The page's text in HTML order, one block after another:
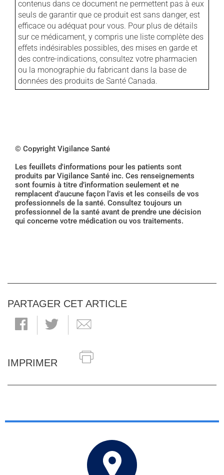
contenus dans ce document ne permettent pas à eux
seuls de garantir que ce produit est sans danger, est
efficace ou adéquat pour vous. Pour plus de détails
sur ce médicament, y compris une liste complète des
effets indésirables possibles, des mises en garde et
des contre-indications, consultez votre pharmacien
ou la monographie du fabricant dans la base de
données des produits de Santé Canada.
© Copyright Vigilance Santé
Les feuillets d'informations pour les patients sont
produits par Vigilance Santé inc. Ces renseignements
sont fournis à titre d’information seulement et ne
remplacent d’aucune façon l’avis et les conseils de vos
professionnels de la santé. Consultez toujours un
professionnel de la santé avant de prendre une décision
qui concerne votre médication ou vos traitements.
PARTAGER CET ARTICLE
IMPRIMER